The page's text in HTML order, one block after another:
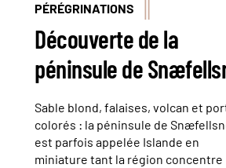
PÉRÉGRINATIONS
Découverte de la
péninsule de
Sable blond, falaises, volcan et
colorés : la péninsule de
est parfois appelée Islande en
miniature tant la région concentre